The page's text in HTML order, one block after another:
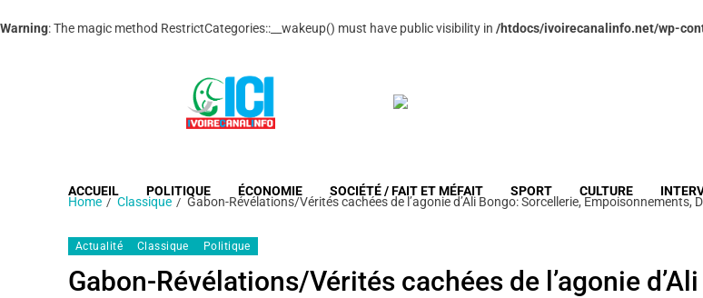
Warning: The magic method RestrictCategories::__wakeup() must have public visibility in /htdocs/ivoirecanalinfo.net/wp-
ACCUEIL POLITIQUE ÉCONOMIE SOCIÉTÉ / FAIT ET MÉFAIT SPORT CULTURE
Home Classique Gabon-Révélations/Vérités cachées de l’agonie d’Ali Bongo: Sorcellerie, Empoisonnements,
Actualité Classique Politique
Gabon-Révélations/Vérités cachées de l’agonie